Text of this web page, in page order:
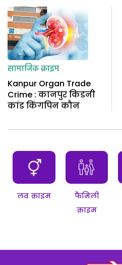
सामाजिक क्राइम
Kanpur Organ Trade
Crime : कानपुर किडनी
कांड किंगपिन कौन
लव क्राइम
फैमिली
क्राइम